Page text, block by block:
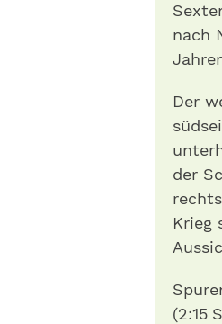
nach
Der
der
Krieg
(2:15